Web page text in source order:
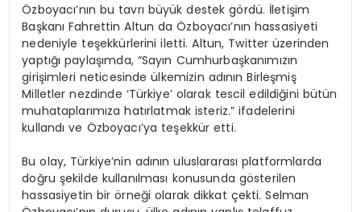
Özboyacı’nın bu tavrı büyük destek gördü. İletişim
Başkanı Fahrettin Altun da Özboyacı’nın hassasiyeti
nedeniyle teşekkürlerini iletti. Altun, Twitter üzerinden
yaptığı paylaşımda, “Sayın Cumhurbaşkanımızın
girişimleri neticesinde ülkemizin adının Birleşmiş
Milletler nezdinde ‘Türkiye’ olarak tescil edildiğini bütün
muhataplarımıza hatırlatmak isteriz.” ifadelerini
kullandı ve Özboyacı’ya teşekkür etti.
Bu olay, Türkiye’nin adının uluslararası platformlarda
doğru şekilde kullanılması konusunda gösterilen
hassasiyetin bir örneği olarak dikkat çekti. Selman